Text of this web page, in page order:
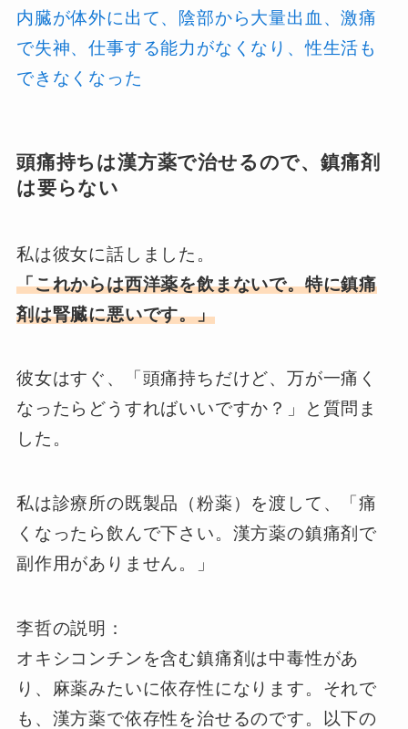
内臓が体外に出て、陰部から大量出血、激痛
で失神、仕事する能力がなくなり、性生活も
できなくなった
頭痛持ちは漢方薬で治せるので、鎮痛剤
は要らない
私は彼女に話しました。
「これからは西洋薬を飲まないで。特に鎮痛
剤は腎臓に悪いです。」
彼女はすぐ、「頭痛持ちだけど、万が一痛く
なったらどうすればいいですか？」と質問ま
した。
私は診療所の既製品（粉薬）を渡して、「痛
くなったら飲んで下さい。漢方薬の鎮痛剤で
副作用がありません。」
李哲の説明：
オキシコンチンを含む鎮痛剤は中毒性があ
り、麻薬みたいに依存性になります。それで
も、漢方薬で依存性を治せるのです。以下の